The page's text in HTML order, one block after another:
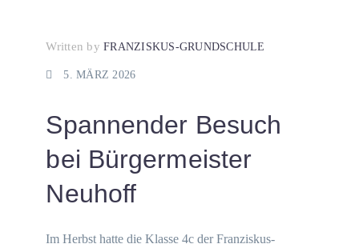
Written by FRANZISKUS-GRUNDSCHULE
5. MÄRZ 2026
Spannender Besuch
bei Bürgermeister
Neuhoff
Im Herbst hatte die Klasse 4c der Franziskus-